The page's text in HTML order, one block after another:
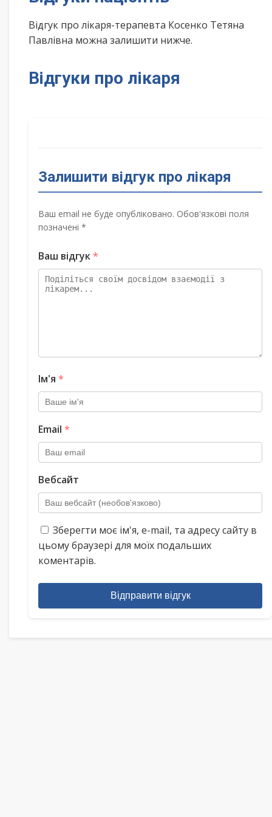
Відгук про лікаря-терапевта Косенко Тетяна
Павлівна можна залишити нижче.
Відгуки про лікаря
Залишити відгук про лікаря
Ваш email не буде опубліковано. Обов'язкові поля
позначені *
Ваш відгук*
Ім'я *
Email *
Вебсайт
Зберегти моє ім'я, e-mail, та адресу сайту в
цьому браузері для моїх подальших
коментарів.
Відправити відгук